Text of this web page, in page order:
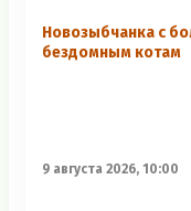
Новозыбчанка с
бездомным котам
9 августа 2026, 10:00